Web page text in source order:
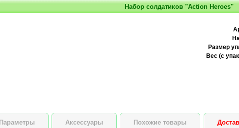
Набор солдатиков "Action Heroes"
Размер
Вес (с
Параметры Аксессуары Похожие товары